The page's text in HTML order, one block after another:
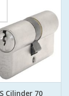
Cilinder 70